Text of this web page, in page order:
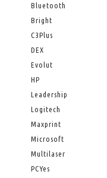
Bluetooth
Bright
C3Plus
DEX
Evolut
HP
Leadership
Logitech
Maxprint
Microsoft
Multilaser
PCYes